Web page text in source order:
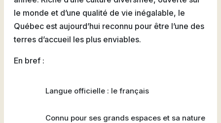
le monde et d’une qualité de vie inégalable, le
Québec est aujourd’hui reconnu pour être l’une des
terres d’accueil les plus enviables.
En bref :
Langue officielle : le français
Connu pour ses grands espaces et sa nature